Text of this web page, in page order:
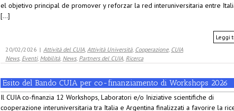
el objetivo principal de promover y reforzar la red interuniversitaria entre
[...]
Leggi
20/02/2026 | Attività del CUIA, Attività Università, Cooperazione, CUIA
News, Eventi, Mobilità, News, Partners del CUIA, Ricerca
Esito del Bando CUIA per co-finanziamento di Workshops 2026
Il CUIA co-finanzia 12 Workshops, Laboratori e/o Iniziative scientifiche di
cooperazione interuniversitaria tra Italia e Argentina finalizzati a favorire la